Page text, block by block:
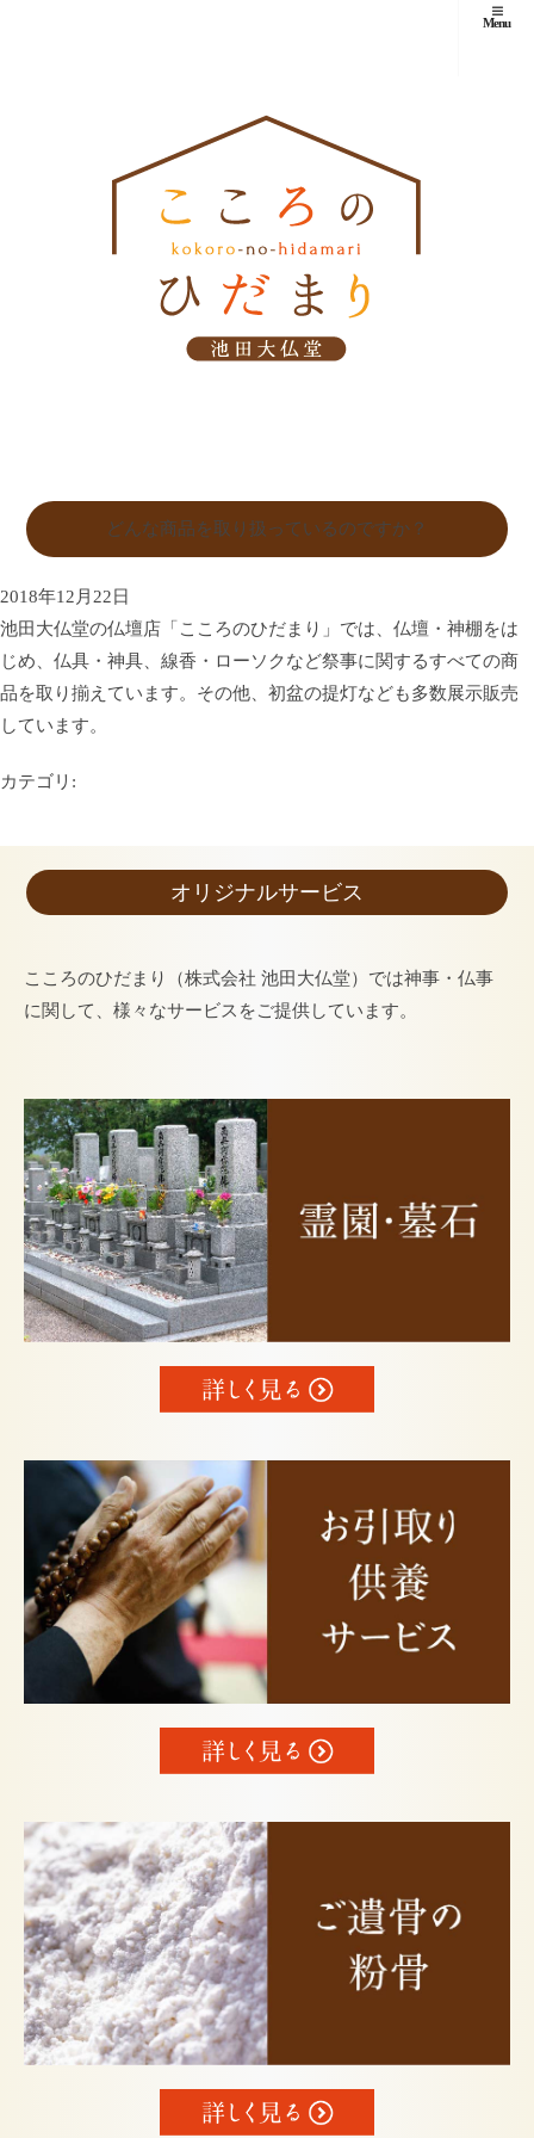
Menu
どんな商品を取り扱っているのですか？
2018年12月22日
池田大仏堂の仏壇店「こころのひだまり」では、仏壇・神棚をは
じめ、仏具・神具、線香・ローソクなど祭事に関するすべての商
品を取り揃えています。その他、初盆の提灯なども多数展示販売
しています。
カテゴリ:
オリジナルサービス
こころのひだまり（株式会社 池田大仏堂）では神事・仏事
に関して、様々なサービスをご提供しています。